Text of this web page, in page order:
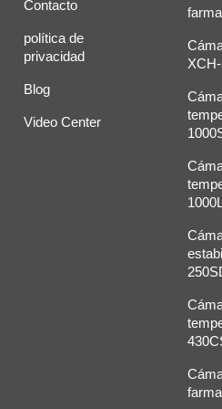
Contacto
política de
privacidad
Blog
Video Center
1000L